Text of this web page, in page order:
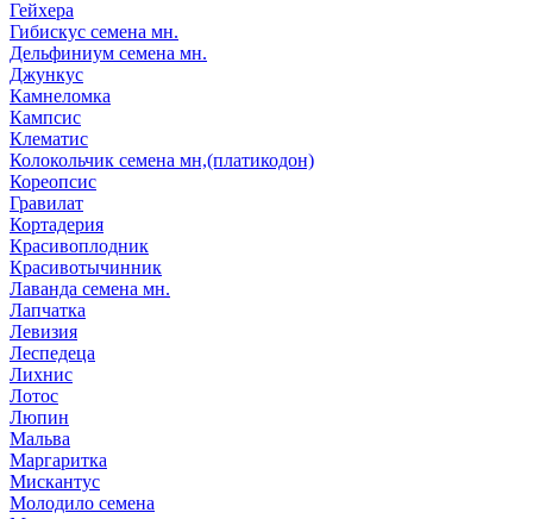
Гейхера
Гибискус семена мн.
Дельфиниум семена мн.
Джункус
Камнеломка
Кампсис
Клематис
Колокольчик семена мн,(платикодон)
Кореопсис
Гравилат
Кортадерия
Красивоплодник
Красивотычинник
Лаванда семена мн.
Лапчатка
Левизия
Леспедеца
Лихнис
Лотос
Люпин
Мальва
Маргаритка
Мискантус
Молодило семена